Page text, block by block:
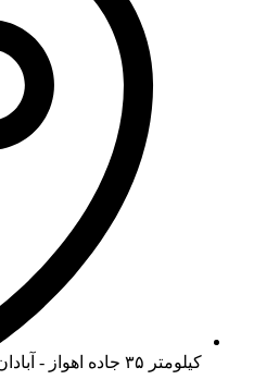
کیلومتر ۳۵ جاده اهواز - آبادان